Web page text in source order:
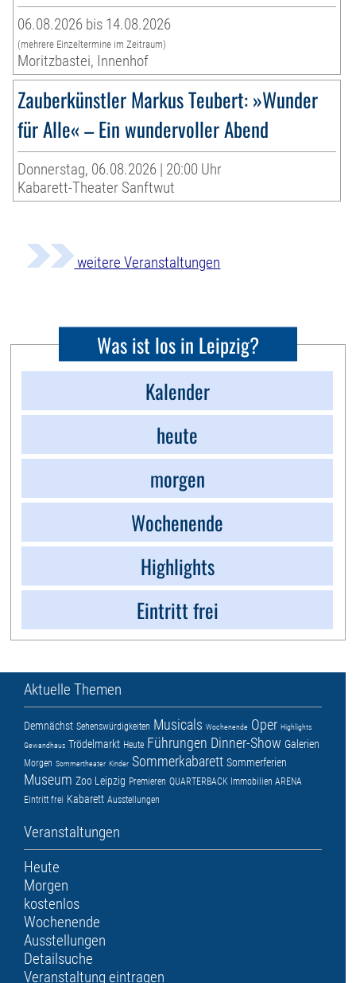
06.08.2026 bis 14.08.2026
(mehrere Einzeltermine im Zeitraum)
Moritzbastei, Innenhof
Zauberkünstler Markus Teubert: »Wunder
für Alle« – Ein wundervoller Abend
Donnerstag, 06.08.2026 | 20:00 Uhr
Kabarett-Theater Sanftwut
weitere Veranstaltungen
Was ist los in Leipzig?
Kalender
heute
morgen
Wochenende
Highlights
Eintritt frei
Aktuelle Themen
Demnächst Sehenswürdigkeiten Musicals Wochenende Oper Highlights
Gewandhaus Trödelmarkt Heute Führungen Dinner-Show Galerien
Morgen Sommertheater Kinder Sommerkabarett Sommerferien
Museum Zoo Leipzig Premieren QUARTERBACK Immobilien ARENA
Eintritt frei Kabarett Ausstellungen
Veranstaltungen
Heute
Morgen
kostenlos
Wochenende
Ausstellungen
Detailsuche
Veranstaltung eintragen